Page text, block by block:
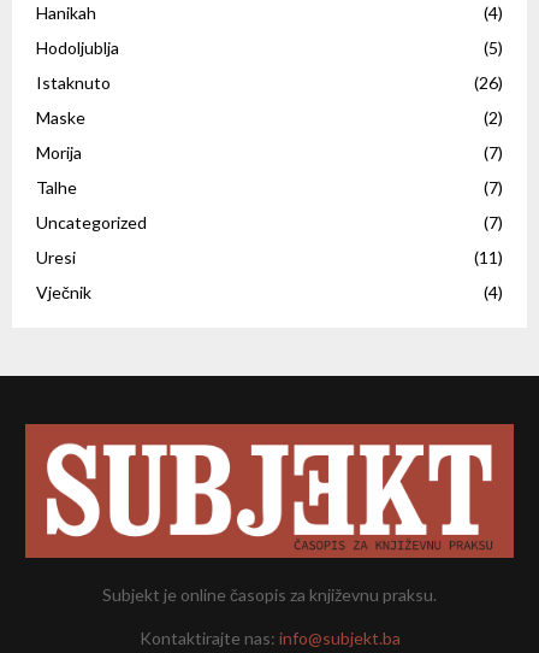
Hanikah
(4)
Hodoljublja
(5)
Istaknuto
(26)
Maske
(2)
Morija
(7)
Talhe
(7)
Uncategorized
(7)
Uresi
(11)
Vječnik
(4)
Subjekt je online časopis za književnu praksu.
Kontaktirajte nas: info@subjekt.ba